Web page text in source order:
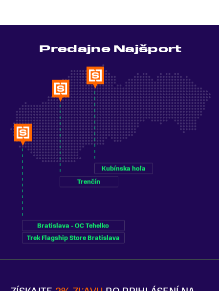
Predajne Najšport
Bratislava - OC Tehelko
Trek Flagship Store Bratislava
Trenčín
Kubínska hoľa